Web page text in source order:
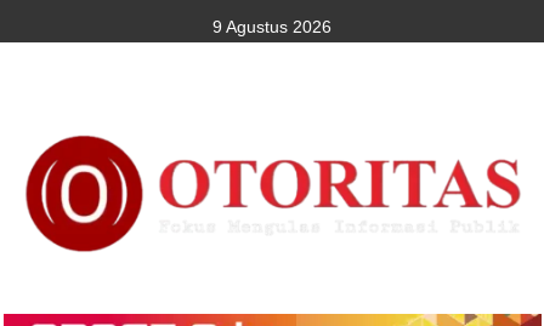
9 Agustus 2026